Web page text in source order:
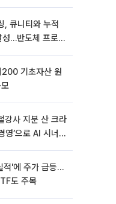
, 큐니티와 누적
…반도체 프로젝
200 기초자산 원
강사 지분 산 크라
영’으로 AI 시너지
적'에 주가 급등…
도 주목